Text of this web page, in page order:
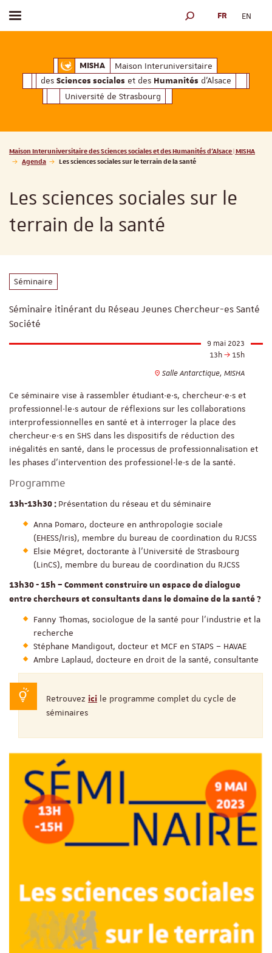
MISHAMaison Interuniversitaire des
Maison Interuniversitaire
des Sciences sociales et des Humanités d'Alsace
Université de Strasbourg
Afficher / masquer le menu MOTEUR DE
FR EN
Vous êtes ici :
Maison Interuniversitaire des Sciences sociales et des Humanités d'Alsace | MISHA
Agenda
Les sciences sociales sur le terrain de la santé
Les sciences sociales sur le
terrain de la santé
Séminaire
Séminaire itinérant du Réseau Jeunes Chercheur-es Santé
Société
9 mai 2023
13h
15h
Salle Antarctique, MISHA
Ce séminaire vise à rassembler étudiant·e·s, chercheur·e·s et
professionnel·le·s autour de réflexions sur les collaborations
interprofessionnelles en santé et à interroger la place des
chercheur·e·s en SHS dans les dispositifs de réduction des
inégalités en santé, dans le processus de professionnalisation et
les phases d’intervention des professionel·le·s de la santé.
Programme
13h-13h30 : Présentation du réseau et du séminaire
Anna Pomaro, docteure en anthropologie sociale
(EHESS/Iris), membre du bureau de coordination du RJCSS
Elsie Mégret, doctorante à l'Université de Strasbourg
(LinCS), membre du bureau de coordination du RJCSS
13h30 - 15h – Comment construire un espace de dialogue
entre chercheurs et consultants dans le domaine de la santé ?
Fanny Thomas, sociologue de la santé pour l'industrie et la
recherche
Stéphane Mandigout, docteur et MCF en STAPS – HAVAE
Ambre Laplaud, docteure en droit de la santé, consultante
Retrouvez ici le programme complet du cycle de
séminaires